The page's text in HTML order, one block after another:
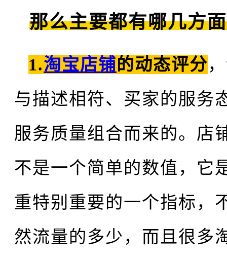
那么主要都有哪几方
1.淘宝店铺的动态评分
与描述相符、买家的服务
服务质量组合而来的。店
不是一个简单的数值，它
重特别重要的一个指标，
然流量的多少，而且很多